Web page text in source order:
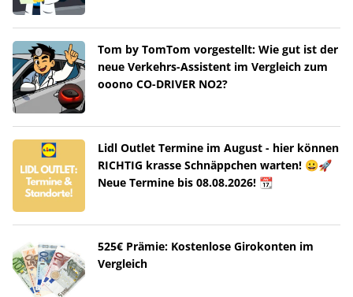
Tom by TomTom vorgestellt: Wie gut ist der
neue Verkehrs-Assistent im Vergleich zum
ooono CO-DRIVER NO2?
Lidl Outlet Termine im August - hier können
RICHTIG krasse Schnäppchen warten! 😀🚀
Neue Termine bis 08.08.2026! 📆
525€ Prämie: Kostenlose Girokonten im
Vergleich